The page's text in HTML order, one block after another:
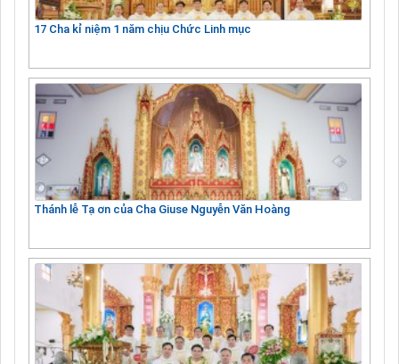
17 Cha kỉ niệm 1 năm chịu Chức Linh mục
Thánh lễ Tạ ơn của Cha Giuse Nguyễn Văn Hoàng